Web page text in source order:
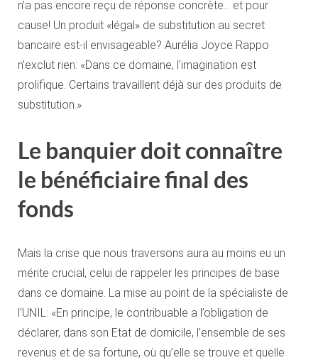
n’a pas encore reçu de réponse concrète… et pour
cause! Un produit «légal» de substitution au secret
bancaire est-il envisageable? Aurélia Joyce Rappo
n’exclut rien: «Dans ce domaine, l’imagination est
prolifique. Certains travaillent déjà sur des produits de
substitution.»
Le banquier doit connaître
le bénéficiaire final des
fonds
Mais la crise que nous traversons aura au moins eu un
mérite crucial, celui de rappeler les principes de base
dans ce domaine. La mise au point de la spécialiste de
l’UNIL: «En principe, le contribuable a l’obligation de
déclarer, dans son Etat de domicile, l’ensemble de ses
revenus et de sa fortune, où qu’elle se trouve et quelle